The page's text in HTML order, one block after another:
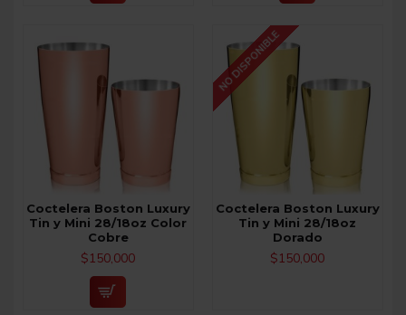
Coctelera Boston Luxury
Tin y Mini 28/18oz Color
Cobre
$150,000
NO DISPONIBLE
Coctelera Boston Luxury
Tin y Mini 28/18oz
Dorado
$150,000